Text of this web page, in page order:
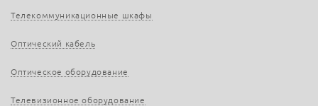
Телекоммуникационные шкафы
Оптический кабель
Оптическое оборудование
Телевизионное оборудование